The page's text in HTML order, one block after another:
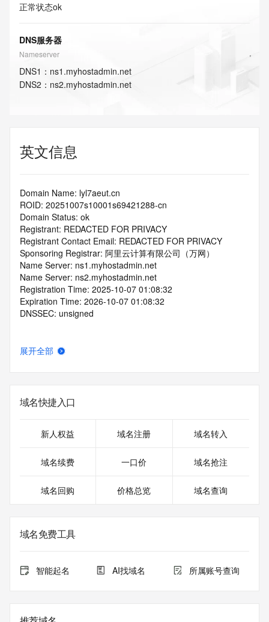
正常状态ok
DNS服务器
Nameserver
DNS1 ： ns1.myhostadmin.net
DNS2 ： ns2.myhostadmin.net
英文信息
Domain Name: lyl7aeut.cn
ROID: 20251007s10001s69421288-cn
Domain Status: ok
Registrant: REDACTED FOR PRIVACY
Registrant Contact Email: REDACTED FOR PRIVACY
Sponsoring Registrar: 阿里云计算有限公司（万网）
Name Server: ns1.myhostadmin.net
Name Server: ns2.myhostadmin.net
Registration Time: 2025-10-07 01:08:32
Expiration Time: 2026-10-07 01:08:32
DNSSEC: unsigned
展开全部
域名快捷入口
新人权益 域名注册 域名转入
域名续费 一口价 域名抢注
域名回购 价格总览 域名查询
域名免费工具
智能起名 AI找域名 所属账号查询